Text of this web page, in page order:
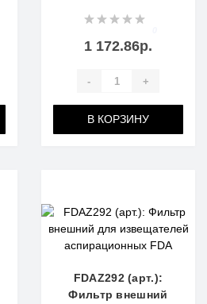
1 172.86р.
- +
В КОРЗИНУ
FDAZ292 (арт.):
Фильтр внешний